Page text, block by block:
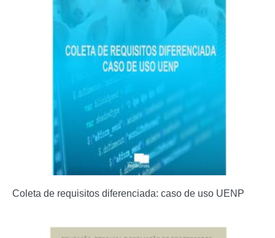
Coleta de requisitos diferenciada: caso de uso UENP